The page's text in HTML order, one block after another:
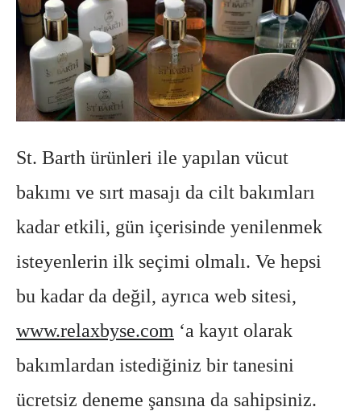
St. Barth ürünleri ile yapılan vücut
bakımı ve sırt masajı da cilt bakımları
kadar etkili, gün içerisinde yenilenmek
isteyenlerin ilk seçimi olmalı. Ve hepsi
bu kadar da değil, ayrıca web sitesi,
www.relaxbyse.com ‘a kayıt olarak
bakımlardan istediğiniz bir tanesini
ücretsiz deneme şansına da sahipsiniz.